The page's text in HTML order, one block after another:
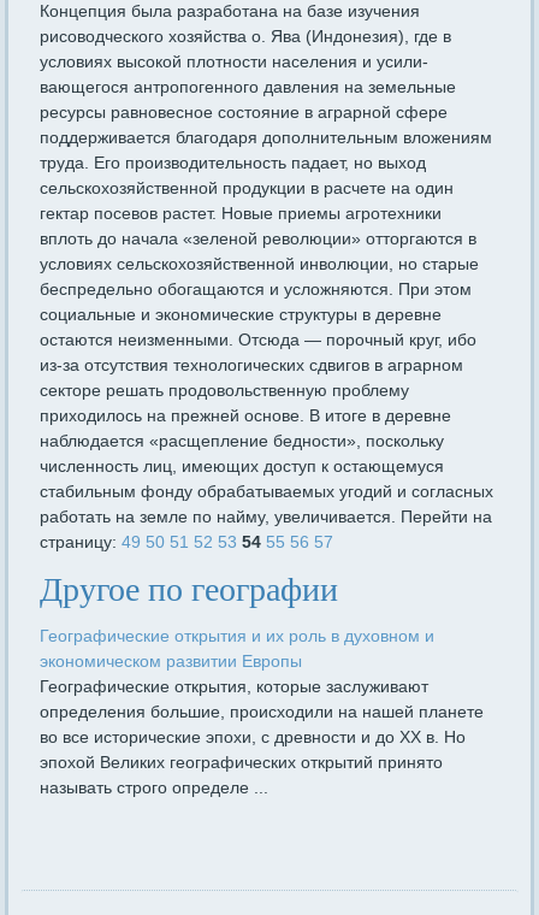
Концепция бы­ла разработана на базе изучения
рисоводческого хозяйства о. Ява (Индонезия), где в
условиях высокой плотности населения и усили­
вающегося антропогенного давления на земельные
ресурсы равновес­ное состояние в аграрной сфере
поддерживается благодаря допол­нительным вложениям
труда. Его производительность падает, но выход
сельскохозяйственной продукции в расчете на один
гектар посевов растет. Новые приемы агротехники
вплоть до начала «зеле­ной революции» отторгаются в
условиях сельскохозяйственной инволюции, но старые
беспредельно обогащаются и усложняются. При этом
социальные и экономические структуры в деревне
остаются неизменными. Отсюда — порочный круг, ибо
из-за отсутствия тех­нологических сдвигов в аграрном
секторе решать продовольствен­ную проблему
приходилось на прежней основе. В итоге в деревне
наблюдается «расщепление бедности», поскольку
численность лиц, имеющих доступ к остающемуся
стабильным фонду обрабатывае­мых угодий и согласных
работать на земле по найму, увеличивается. Перейти на
страницу:49 50 51 52 53 54 55 56 57
Другое по географии
Географические открытия и их роль в духовном и
экономическом развитии Европы
Географические открытия, которые заслуживают
определения большие, происходили на нашей планете
во все исторические эпохи, с древности и до XX в. Но
эпохой Великих географических открытий принято
называть строго определе ...